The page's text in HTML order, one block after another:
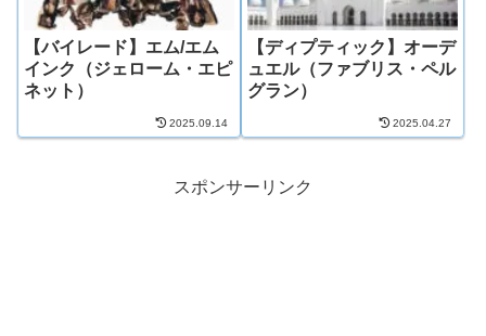
【バイレード】エム/エム
インク（ジェローム・エピ
ネット）
2025.09.14
【ディプティック】オーデ
ュエル（ファブリス・ペル
グラン）
2025.04.27
スポンサーリンク